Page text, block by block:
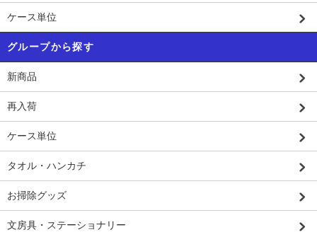
ケース単位
グループから探す
新商品
再入荷
ケース単位
タオル・ハンカチ
お掃除グッズ
文房具・ステーショナリー